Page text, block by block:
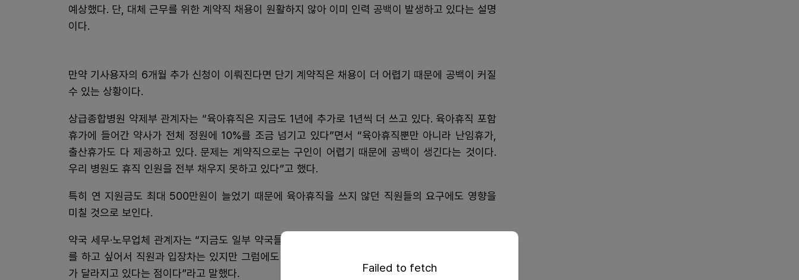
예상했다. 단, 대체 근무를 위한 계약직 채용이 원활하지 않아 이미 인력 공백이 발생하고 있다는 설명
이다.
만약 기사용자의 6개월 추가 신청이 이뤄진다면 단기 계약직은 채용이 더 어렵기 때문에 공백이 커질
수 있는 상황이다.
상급종합병원 약제부 관계자는 “육아휴직은 지금도 1년에 추가로 1년씩 더 쓰고 있다. 육아휴직 포함
휴가에 들어간 약사가 전체 정원에 10%를 조금 넘기고 있다”면서 “육아휴직뿐만 아니라 난임휴가,
출산휴가도 다 제공하고 있다. 문제는 계약직으로는 구인이 어렵기 때문에 공백이 생긴다는 것이다.
우리 병원도 휴직 인원을 전부 채우지 못하고 있다”고 했다.
특히 연 지원금도 최대 500만원이 늘었기 때문에 육아휴직을 쓰지 않던 직원들의 요구에도 영향을
미칠 것으로 보인다.
약국 세무·노무업체 관계자는 “지금도 일부 약국들에서는 육아휴직을 쓰고 있다. 물론 약국장은 정리
를 하고 싶어서 직원과 입장차는 있지만 그럼에도 이뤄지지 않는 건 아니다. 확실한건 서서히 분위기
가 달라지고 있다는 점이다”라고 말했다.
Failed to fetch